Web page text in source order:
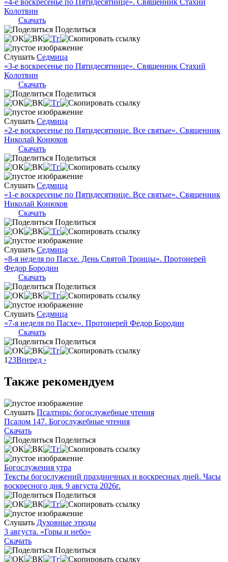
Колотвин
Скачать
Поделиться
Слушать Седмица
«3-е воскресенье по Пятидесятнице». Священник Стахий
Колотвин
Скачать
Поделиться
Слушать Седмица
«2-е воскресенье по Пятидесятнице. Все святые». Священник
Николай Конюхов
Скачать
Поделиться
Слушать Седмица
«1-е воскресенье по Пятидесятнице. Все святые». Священник
Николай Конюхов
Скачать
Поделиться
Слушать Седмица
«8-я неделя по Пасхе. День Святой Троицы». Протоиерей
Федор Бородин
Скачать
Поделиться
Слушать Седмица
«7-я неделя по Пасхе». Протоиерей Федор Бородин
Скачать
Поделиться
1 23Вперед ›
Также рекомендуем
Слушать Псалтирь: богослужебные чтения
Псалом 147. Богослужебные чтения
Скачать
Поделиться
Богослужения утра
Тексты богослужений праздничных и воскресных дней. Часы
воскресного дня. 9 августа 2026г.
Поделиться
Слушать Духовные этюды
3 августа. «Горы и небо»
Скачать
Поделиться